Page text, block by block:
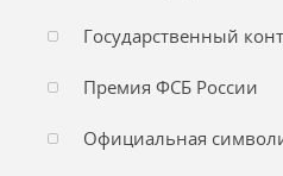
Государственный
Премия ФСБ России
Официальная